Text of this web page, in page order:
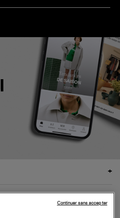
Continuer sans accepter